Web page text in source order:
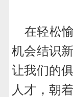
在轻松
机会结识
让我们的
人才，朝